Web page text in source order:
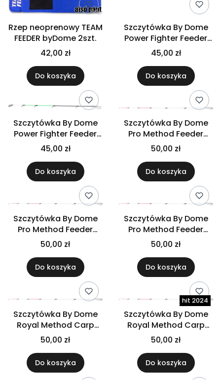
Rzep neoprenowy TEAM
FEEDER byDome 2szt.
42,00 zł
Do koszyka
Szczytówka By Dome
Power Fighter Feeder
330M Heavy
45,00 zł
Do koszyka
Szczytówka By Dome
Power Fighter Feeder
Light
45,00 zł
Do koszyka
Szczytówka By Dome
Pro Method Feeder
390H Light
50,00 zł
Do koszyka
Szczytówka By Dome
Pro Method Feeder
Heavy
50,00 zł
Do koszyka
Szczytówka By Dome
Pro Method Feeder
Medium
50,00 zł
Do koszyka
Szczytówka By Dome
Royal Method Carp
Heavy
50,00 zł
Do koszyka
Szczytówka By Dome
Royal Method Carp
Medium
50,00 zł
Do koszyka